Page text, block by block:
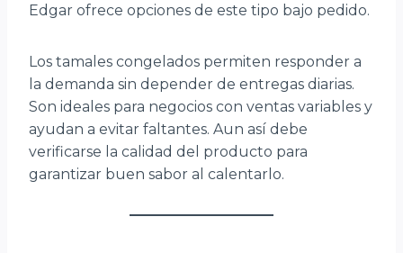
Edgar ofrece opciones de este tipo bajo pedido.
Los tamales congelados permiten responder a
la demanda sin depender de entregas diarias.
Son ideales para negocios con ventas variables y
ayudan a evitar faltantes. Aun así debe
verificarse la calidad del producto para
garantizar buen sabor al calentarlo.